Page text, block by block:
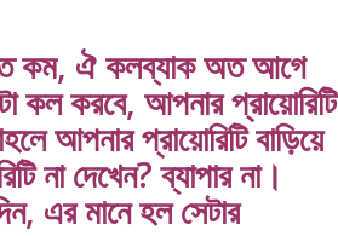
যত কম, ঐ কলব্যাক অত আগে
করবে, আপনার প্রায়োরিটি
আপনার প্রায়োরিটি বাড়িয়ে
না দেখেন? ব্যাপার না।
এর মানে হল সেটার